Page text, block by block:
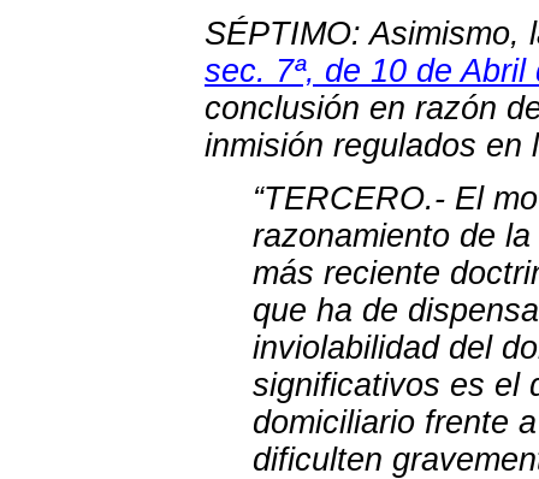
SÉPTIMO: Asimismo,
sec. 7ª, de 10 de
conclusión en razón
inmisión regulados
“TERCERO.- El
razonamiento de
más reciente
que ha de
inviolabilidad del
significativos es el
domiciliario frente
dificulten